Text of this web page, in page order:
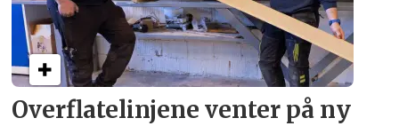
Overflate­linjene venter på ny